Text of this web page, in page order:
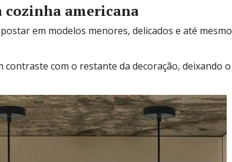
cozinha americana
em modelos menores, delicados e até mesmo
com o restante da decoração, deixando o